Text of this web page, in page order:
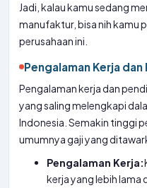
Jadi, kalau kamu sedang
manufaktur, bisa nih kamu
perusahaan ini.
Pengalaman Kerja
Pengalaman kerja dan
yang saling melengkapi
Indonesia. Semakin tinggi
umumnya gaji yang
Pengalaman Kerja:
kerja yang lebih